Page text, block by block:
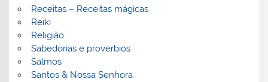
Receitas – Receitas mágicas
Reiki
Religião
Sabedorias e proverbios
Salmos
Santos & Nossa Senhora